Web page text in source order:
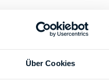
Über Cookies